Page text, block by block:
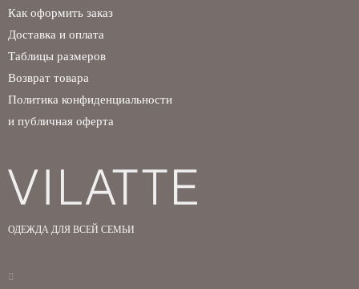
ОДЕЖДА ДЛЯ ВСЕЙ СЕМЬИ
Как оформить заказ
Доставка и оплата
Таблицы размеров
Возврат товара
Политика конфиденциальности
и публичная оферта